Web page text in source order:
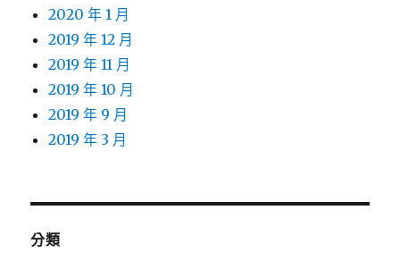
2020 年 1 月
2019 年 12 月
2019 年 11 月
2019 年 10 月
2019 年 9 月
2019 年 3 月
分類